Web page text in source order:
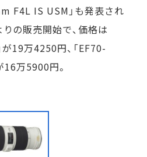
F4L IS USM」も発表され
の販売開始で、価格は
19万4250円、「EF70-
万5900円。